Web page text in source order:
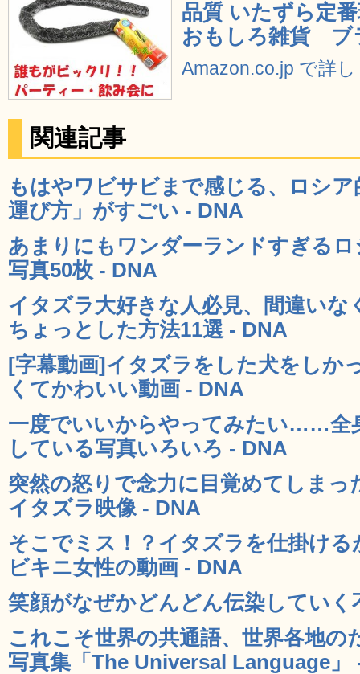
品質 いたずら
おもしろ雑貨 ブ
Amazon.co.jp で詳
関連記事
もはやワビサビまで感じる、ロシ
運び方」がすごい - DNA
あまりにもワンダーランドすぎる
写真50枚 - DNA
イタズラ大好きな人必見、間違いな
ちょっとした方法11選 - DNA
[字幕動画]イタズラをした犬をしか
くてかわいい動画 - DNA
一度でいいからやってみたい……全
している写真いろいろ - DNA
突然の怒りで念力に目覚めてしまっ
イタズラ映像 - DNA
そこでミス！？イタズラを仕掛け
ビキニ女性の動画 - DNA
笑顔がなぜかどんどん伝染していく
これこそ世界の共通語、世界各地の
写真集「The Universal Language」